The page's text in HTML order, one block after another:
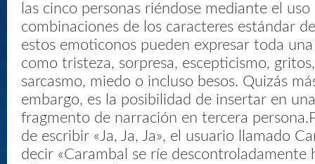
las cinco personas riéndose mediante el uso
combinaciones de los caracteres estándar
estos emoticonos pueden expresar toda
como tristeza, sorpresa, escepticismo,
sarcasmo, miedo o incluso besos. Quizás
embargo, es la posibilidad de insertar en
fragmento de narración en tercera
de escribir «Ja, Ja, Ja», el usuario llamado
decir «Carambal se ríe descontroladamente